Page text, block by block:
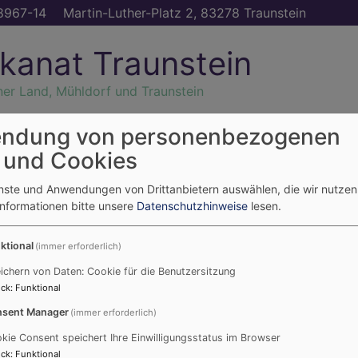
14 Martin-Luther-Platz 2, 83278 Traunstein
Traunstein
Land, Mühldorf und Traunstein
Glaube
feiern
Weiterdenken
Diakonisches
Dekanatskantor
Bertelshofer
von personenbezogenen
Cookies
und Anwendungen von Drittanbietern auswählen, die wir
bitte unsere Datenschutzhinweise lesen.
(immer erforderlich)
von Daten: Cookie für die Benutzersitzung
: Funktional
Manager (immer erforderlich)
Consent speichert Ihre Einwilligungsstatus im Browser
: Funktional